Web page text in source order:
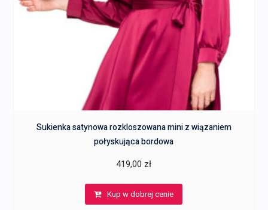
Sukienka satynowa rozkloszowana mini z wiązaniem
połyskująca bordowa
419,00 zł
Kup w dobrej cenie